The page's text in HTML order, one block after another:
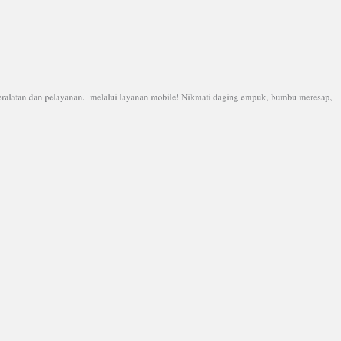
dan pelayanan. melalui layanan mobile! Nikmati daging empuk, bumbu meresap,